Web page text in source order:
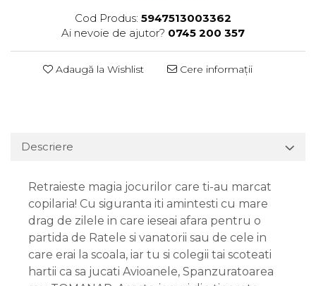
Cod Produs: 5947513003362
Ai nevoie de ajutor? 0745 200 357
Adaugă la Wishlist Cere informații
Descriere
Retraieste magia jocurilor care ti-au marcat
copilaria! Cu siguranta iti amintesti cu mare
drag de zilele in care ieseai afara pentru o
partida de Ratele si vanatorii sau de cele in
care erai la scoala, iar tu si colegii tai scoteati
hartii ca sa jucati Avioanele, Spanzuratoarea